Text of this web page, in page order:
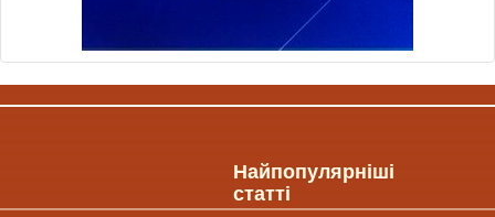
Найпопулярніші
статті